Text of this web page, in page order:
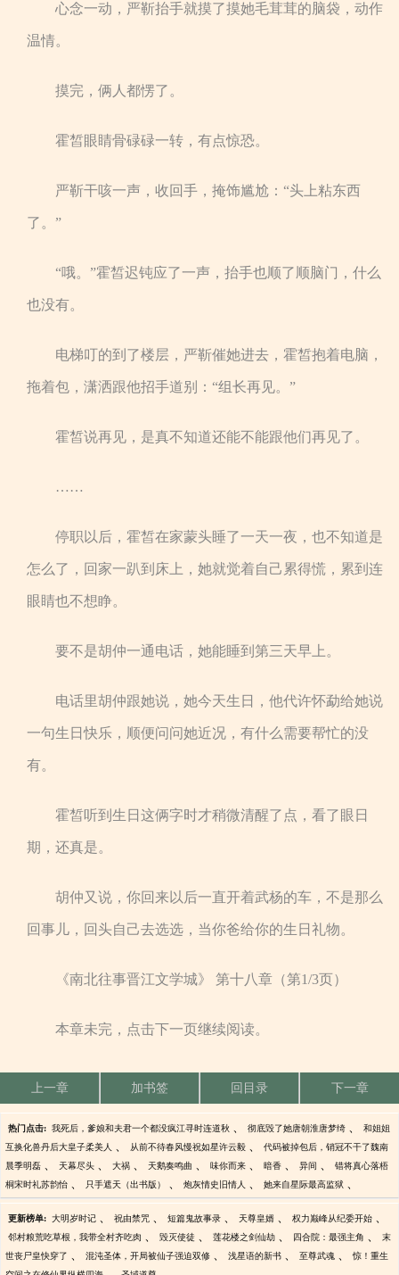
心念一动，严靳抬手就摸了摸她毛茸茸的脑袋，动作
温情。
摸完，俩人都愣了。
霍皙眼睛骨碌碌一转，有点惊恐。
严靳干咳一声，收回手，掩饰尴尬：“头上粘东西
了。”
“哦。”霍皙迟钝应了一声，抬手也顺了顺脑门，什么
也没有。
电梯叮的到了楼层，严靳催她进去，霍皙抱着电脑，
拖着包，潇洒跟他招手道别：“组长再见。”
霍皙说再见，是真不知道还能不能跟他们再见了。
……
停职以后，霍皙在家蒙头睡了一天一夜，也不知道是
怎么了，回家一趴到床上，她就觉着自己累得慌，累到连
眼睛也不想睁。
要不是胡仲一通电话，她能睡到第三天早上。
电话里胡仲跟她说，她今天生日，他代许怀勐给她说
一句生日快乐，顺便问问她近况，有什么需要帮忙的没
有。
霍皙听到生日这俩字时才稍微清醒了点，看了眼日
期，还真是。
胡仲又说，你回来以后一直开着武杨的车，不是那么
回事儿，回头自己去选选，当你爸给你的生日礼物。
《南北往事晋江文学城》 第十八章（第1/3页）
本章未完，点击下一页继续阅读。
上一章 加书签 回目录 下一章
热门点击: 我死后，爹娘和夫君一个都没疯江寻时连道秋 、 彻底毁了她唐朝淮唐梦绮 、 和姐姐
互换化兽丹后大皇子柔美人 、 从前不待春风慢祝如星许云毅 、 代码被掉包后，销冠不干了魏南
晨季明磊 、 天幕尽头 、 大祸 、 天鹅奏鸣曲 、 味你而来 、 暗香 、 异间 、 错将真心落梧
桐宋时礼苏韵怡 、 只手遮天（出书版） 、 炮灰情史旧情人 、 她来自星际最高监狱 、
更新榜单: 大明岁时记 、 祝由禁咒 、 短篇鬼故事录 、 天尊皇婿 、 权力巅峰从纪委开始 、
邻村粮荒吃草根，我带全村齐吃肉 、 毁灭使徒 、 莲花楼之剑仙劫 、 四合院：最强主角 、 末
世丧尸皇快穿了 、 混沌圣体，开局被仙子强迫双修 、 浅星语的新书 、 至尊武魂 、 惊！重生